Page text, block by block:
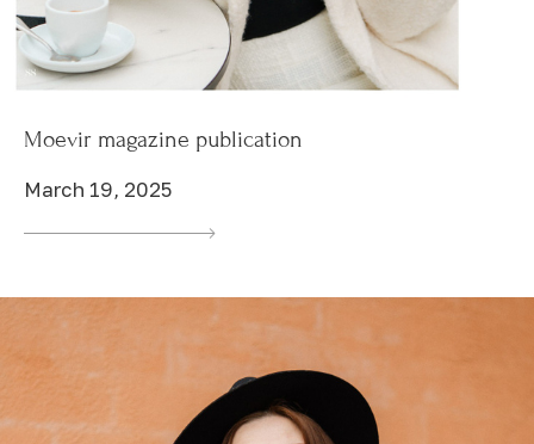
Moevir magazine publication
March 19, 2025